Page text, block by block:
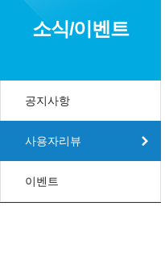
소식/이벤트
공지사항
사용자리뷰
이벤트